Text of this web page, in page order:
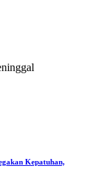
Kepatuhan,